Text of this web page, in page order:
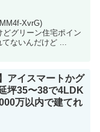
XvrG)
トまだ間に合うの？ 営業さんから何も言われてないんだけど ...
アイスマートかグ
坪35〜38で4LDK
万以内で建てれ